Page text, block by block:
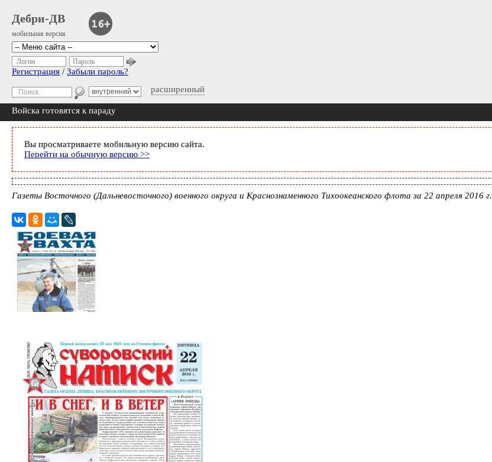
Дебри-ДВ
мобильная версия
расширенный
Логин Пароль
Регистрация / Забыли пароль?
Войска готовятся к параду
Вы просматриваете мобильную версию сайта.
Перейти на обычную версию >>
Газеты Восточного (Дальневосточного) военного округа и Краснознаменного Тихоокеанского флота за 22 апреля 2016 г.